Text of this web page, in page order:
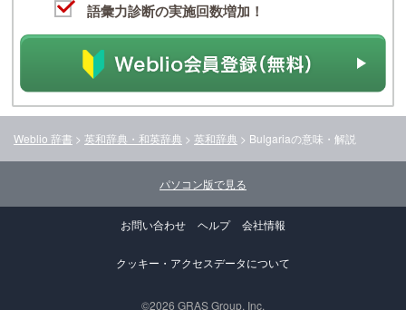
語彙力診断の実施回数増加！
Weblio 辞書 > 英和辞典・和英辞典 > 英和辞典 > Bulgariaの意味・解説
パソコン版で見る
お問い合わせ ヘルプ 会社情報
クッキー・アクセスデータについて
©2026 GRAS Group, Inc.